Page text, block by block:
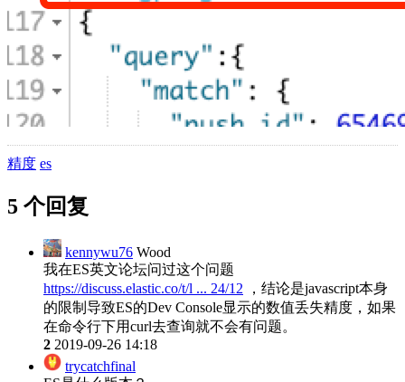
精度 es
5 个回复
kennywu76 Wood
我在ES英文论坛问过这个问题
https://discuss.elastic.co/t/l ... 24/12 ，结论是javascript本身
的限制导致ES的Dev Console显示的数值丢失精度，如果
在命令行下用curl去查询就不会有问题。
2 2019-09-26 14:18
trycatchfinal